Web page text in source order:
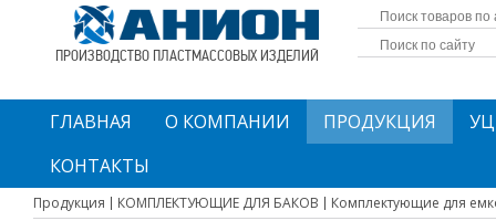
ПРОИЗВОДСТВО ПЛАСТМАССОВЫХ ИЗДЕЛИЙ
ГЛАВНАЯ О КОМПАНИИ ПРОДУКЦИЯ
КОНТАКТЫ
Продукция КОМПЛЕКТУЮЩИЕ ДЛЯ БАКОВ Комплектующие для